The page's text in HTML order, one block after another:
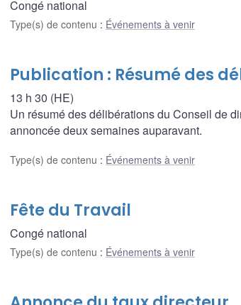
Congé national
Type(s) de contenu : Événements à venir
Publication : Résumé des
13 h 30 (HE)
Un résumé des délibérations du Conseil de
annoncée deux semaines auparavant.
Type(s) de contenu : Événements à venir
Fête du Travail
Congé national
Type(s) de contenu : Événements à venir